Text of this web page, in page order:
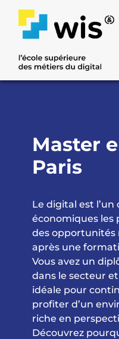
Master
Paris
Le digital est l’un
économiques les
des opportunités
après une
Vous avez un
dans le secteur
idéale pour
profiter d’un
riche en
Découvrez